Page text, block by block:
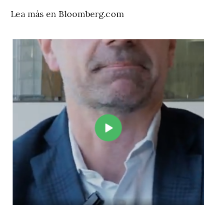
Lea más en Bloomberg.com